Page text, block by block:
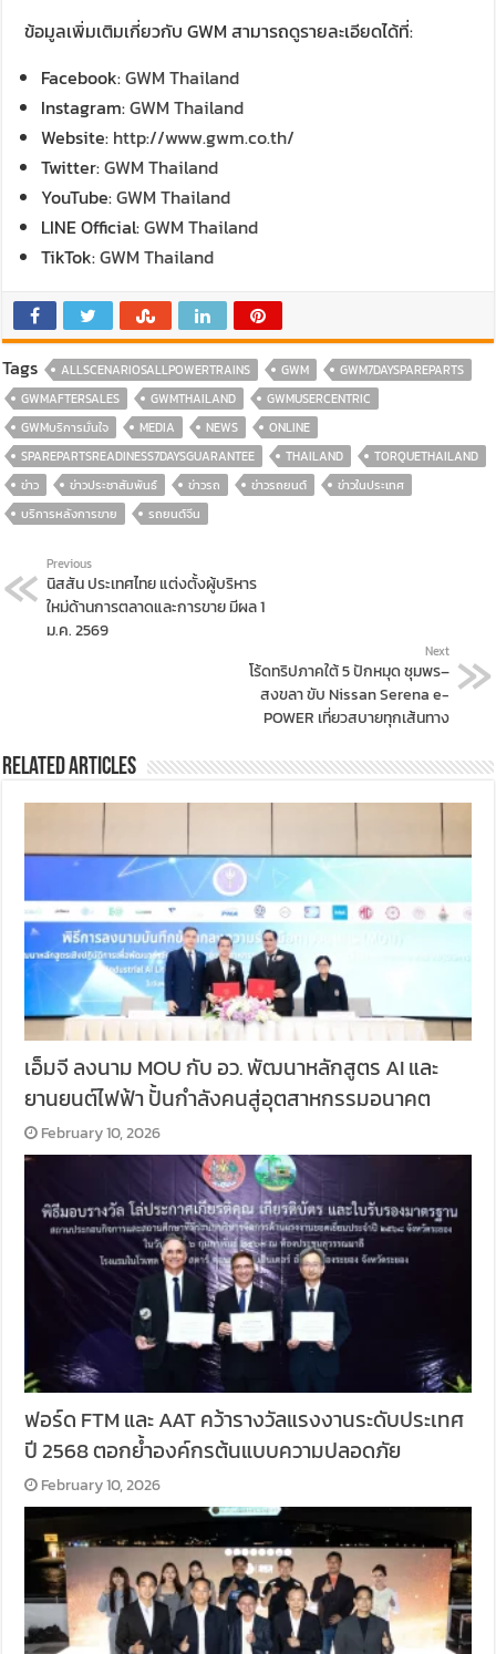
ข้อมูลเพิ่มเติมเกี่ยวกับGWM สามารถดูรายละเอียดได้ที่:
Facebook:GWM Thailand
Instagram:GWM Thailand
Website: http://www.gwm.co.th/
Twitter:GWM Thailand
YouTube:GWM Thailand
LINE Official:GWM Thailand
TikTok:GWM Thailand
Tags ALLSCENARIOSALLPOWERTRAINS GWM
GWM7DAYSPAREPARTS
GWMAFTERSALES
GWMTHAILAND
GWMUSERCENTRIC
GWMบริการมั่นใจ
MEDIA NEWS
ONLINE
SPAREPARTSREADINESS7DAYSGUARANTEE
THAILAND
TORQUETHAILAND
ข่าว
ข่าวประชาสัมพันธ์ ข่าวรถ ข่าวรถยนต์
ข่าวในประเทศ
บริการหลังการขาย
รถยนต์จีน
Previous
นิสสัน ประเทศไทย แต่งตั้งผู้บริหาร
ใหม่ด้านการตลาดและการขาย มีผล 1
ม.ค. 2569
Next
โร้ดทริปภาคใต้ 5 ปักหมุด ชุมพร–
สงขลา ขับ Nissan Serena e-
POWER เที่ยวสบายทุกเส้นทาง
Related Articles
เอ็มจี ลงนาม MOU กับ อว. พัฒนาหลักสูตร AI และ
ยานยนต์ไฟฟ้า ปั้นกำลังคนสู่อุตสาหกรรมอนาคต
February 10, 2026
ฟอร์ด FTM และ AAT คว้ารางวัลแรงงานระดับประเทศ
ปี 2568 ตอกย้ำองค์กรต้นแบบความปลอดภัย
February 10, 2026